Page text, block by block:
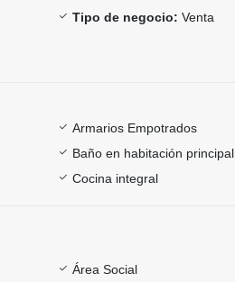
Tipo de negocio: Venta
Armarios Empotrados
Baño en habitación principal
Cocina integral
Área Social